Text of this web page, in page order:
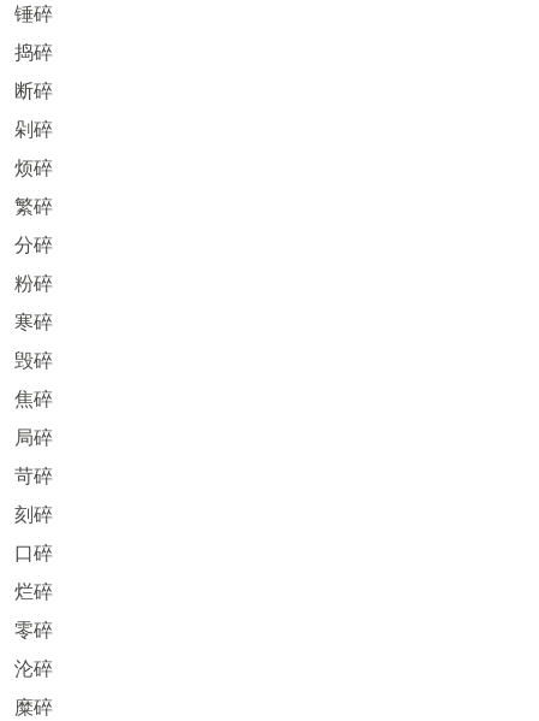
锤碎
捣碎
断碎
剁碎
烦碎
繁碎
分碎
粉碎
寒碎
毁碎
焦碎
局碎
苛碎
刻碎
口碎
烂碎
零碎
沦碎
糜碎